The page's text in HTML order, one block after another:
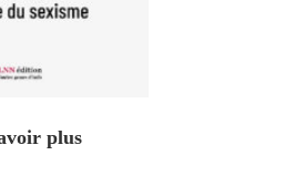
plus